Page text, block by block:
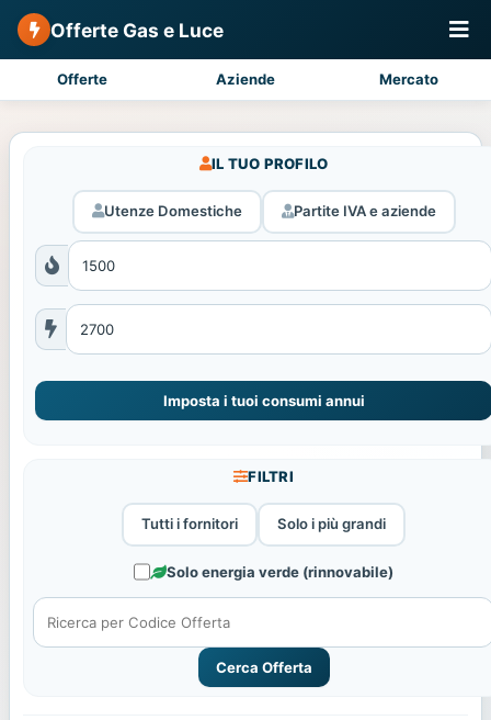
Offerte Gas e Luce
Offerte Aziende Mercato
IL TUO PROFILO
Utenze Domestiche Partite IVA e aziende
Imposta i tuoi consumi annui
FILTRI
Tutti i fornitori Solo i più grandi
Solo energia verde (rinnovabile)
Cerca Offerta